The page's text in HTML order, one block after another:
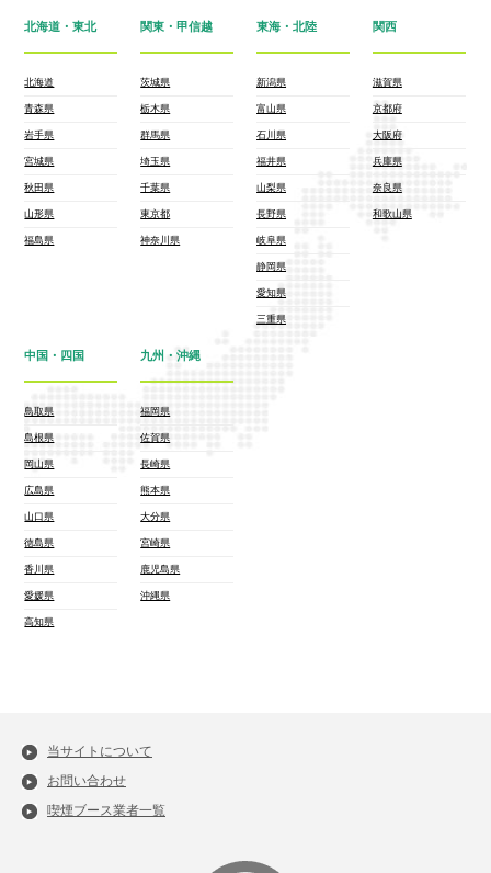
北海道・東北
北海道
青森県
岩手県
宮城県
秋田県
山形県
福島県
関東・甲信越
茨城県
栃木県
群馬県
埼玉県
千葉県
東京都
神奈川県
東海・北陸
新潟県
富山県
石川県
福井県
山梨県
長野県
岐阜県
静岡県
愛知県
三重県
関西
滋賀県
京都府
大阪府
兵庫県
奈良県
和歌山県
中国・四国
鳥取県
島根県
岡山県
広島県
山口県
徳島県
香川県
愛媛県
高知県
九州・沖縄
福岡県
佐賀県
長崎県
熊本県
大分県
宮崎県
鹿児島県
沖縄県
当サイトについて
お問い合わせ
喫煙ブース業者一覧